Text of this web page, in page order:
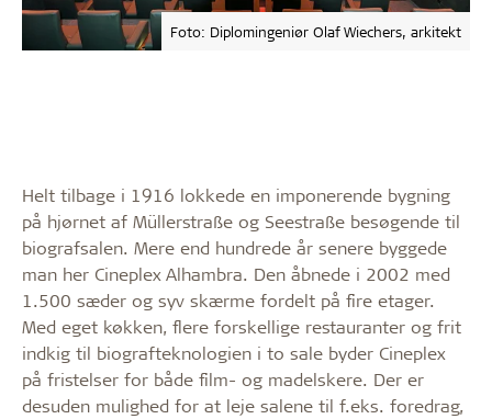
Foto: Diplomingeniør Olaf Wiechers, arkitekt
Helt tilbage i 1916 lokkede en imponerende bygning
på hjørnet af Müllerstraße og Seestraße besøgende til
biografsalen. Mere end hundrede år senere byggede
man her Cineplex Alhambra. Den åbnede i 2002 med
1.500 sæder og syv skærme fordelt på fire etager.
Med eget køkken, flere forskellige restauranter og frit
indkig til biografteknologien i to sale byder Cineplex
på fristelser for både film- og madelskere. Der er
desuden mulighed for at leje salene til f.eks. foredrag,